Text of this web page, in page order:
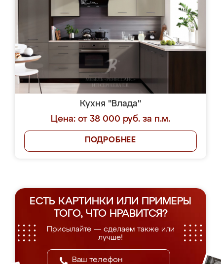
Кухня "Влада"
Цена: от 38 000 руб. за п.м.
ПОДРОБНЕЕ
ЕСТЬ КАРТИНКИ ИЛИ ПРИМЕРЫ
ТОГО, ЧТО НРАВИТСЯ?
Присылайте — сделаем также или
лучше!